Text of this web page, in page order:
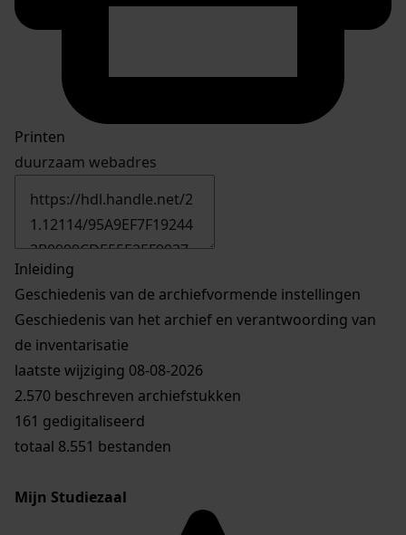
Printen
duurzaam webadres
Inleiding
Geschiedenis van de archiefvormende instellingen
Geschiedenis van het archief en verantwoording van
de inventarisatie
laatste wijziging 08-08-2026
2.570 beschreven archiefstukken
161 gedigitaliseerd
totaal 8.551 bestanden
Mijn Studiezaal